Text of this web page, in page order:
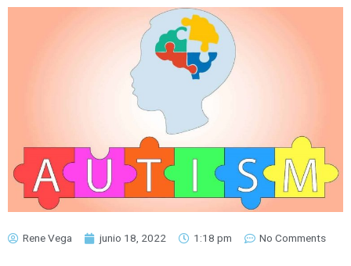
Rene Vega junio 18, 2022 1:18 pm No Comments